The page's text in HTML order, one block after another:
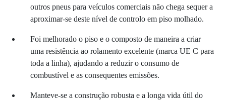
outros pneus para veículos comerciais não chega sequer a
aproximar-se deste nível de controlo em piso molhado.
Foi melhorado o piso e o composto de maneira a criar
uma resistência ao rolamento excelente (marca UE C para
toda a linha), ajudando a reduzir o consumo de
combustível e as consequentes emissões.
Manteve-se a construção robusta e a longa vida útil do